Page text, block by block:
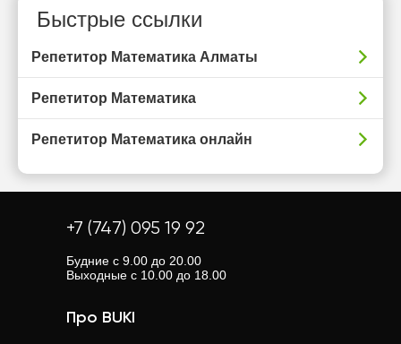
Быстрые ссылки
Репетитор Математика Алматы
Репетитор Математика
Репетитор Математика онлайн
+7 (747) 095 19 92
Будние с 9.00 до 20.00
Выходные с 10.00 до 18.00
Про BUKI